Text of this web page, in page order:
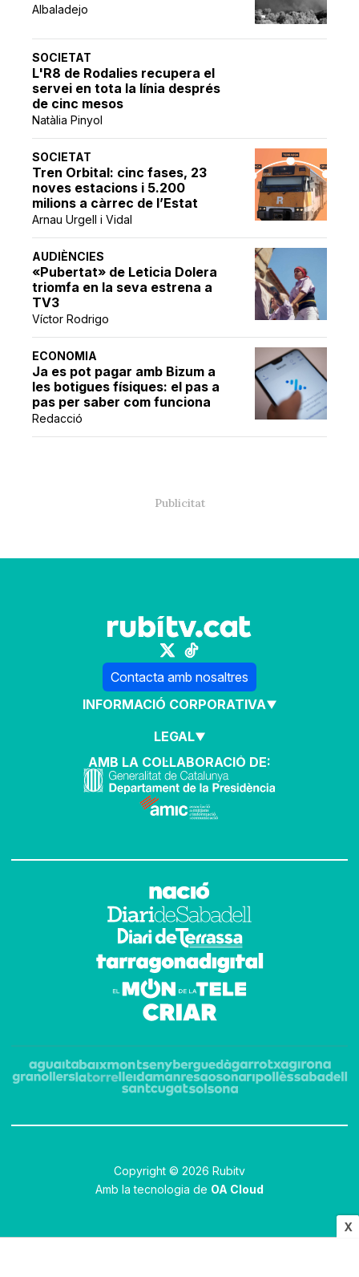
X
Albaladejo
SOCIETAT
L'R8 de Rodalies recupera el
servei en tota la línia després
de cinc mesos
Natàlia Pinyol
SOCIETAT
Tren Orbital: cinc fases, 23
noves estacions i 5.200
milions a càrrec de l’Estat
Arnau Urgell i Vidal
AUDIÈNCIES
«Pubertat» de Leticia Dolera
triomfa en la seva estrena a
TV3
Víctor Rodrigo
ECONOMIA
Ja es pot pagar amb Bizum a
les botigues físiques: el pas a
pas per saber com funciona
Redacció
Contacta amb nosaltres
INFORMACIÓ CORPORATIVA
LEGAL
AMB LA COL·LABORACIÓ DE:
Copyright © 2026 Rubitv
Amb la tecnologia de OA Cloud